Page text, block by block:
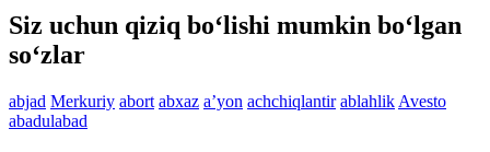
Siz uchun qiziq bo‘lishi mumkin bo‘lgan
so‘zlar
abjad Merkuriy abort abxaz aʼyon achchiqlantir ablahlik Avesto
abadulabad